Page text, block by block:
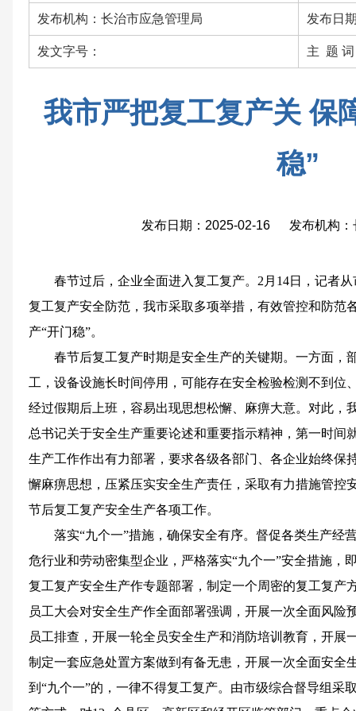
发布机构：长治市应急管理局 发布日
发文字号： 主 题 词
我市严把复工复产关 保
稳”
发布日期：2025-02-16 发布机构：
春节过后，企业全面进入复工复产。2月14日，记者
复工复产安全防范，我市采取多项举措，有效管控和防范
产“开门稳”。
春节后复工复产时期是安全生产的关键期。一方面，
工，设备设施长时间停用，可能存在安全检验检测不到位
经过假期后上班，容易出现思想松懈、麻痹大意。对此，
总书记关于安全生产重要论述和重要指示精神，第一时间
生产工作作出有力部署，要求各级各部门、各企业始终保
懈麻痹思想，压紧压实安全生产责任，采取有力措施管控
节后复工复产安全生产各项工作。
落实“九个一”措施，确保安全有序。督促各类生产经
危行业和劳动密集型企业，严格落实“九个一”安全措施，
复工复产安全生产作专题部署，制定一个周密的复工复产
员工大会对安全生产作全面部署强调，开展一次全面风险
员工排查，开展一轮全员安全生产和消防培训教育，开展
制定一套应急处置方案做到有备无患，开展一次全面安全
到“九个一”的，一律不得复工复产。由市级综合督导组采